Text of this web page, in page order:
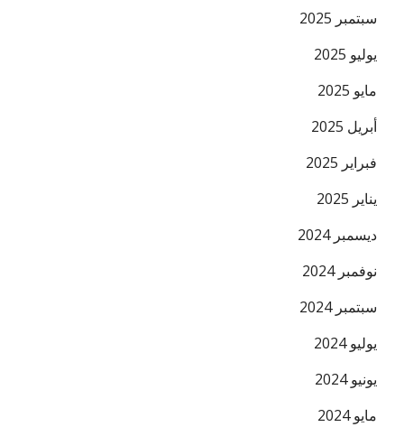
سبتمبر 2025
يوليو 2025
مايو 2025
أبريل 2025
فبراير 2025
يناير 2025
ديسمبر 2024
نوفمبر 2024
سبتمبر 2024
يوليو 2024
يونيو 2024
مايو 2024